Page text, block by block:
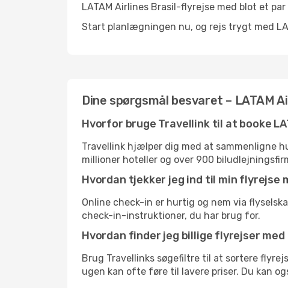
LATAM Airlines Brasil-flyrejse med blot et
Start planlægningen nu, og rejs trygt med
Dine spørgsmål besvaret – LATAM
Hvorfor bruge Travellink til at booke
Travellink hjælper dig med at sammenligne
millioner hoteller og over 900
Hvordan tjekker jeg ind til min flyrejse
Online check-in er hurtig og nem via
check-in-instruktioner, du har brug for.
Hvordan finder jeg billige flyrejser med
Brug Travellinks søgefiltre til at sortere
ugen kan ofte føre til lavere priser. Du kan